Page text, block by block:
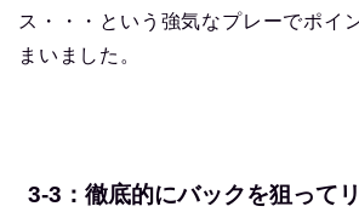
ス・・・という強気なプレーでポイ
まいました。
3-3：徹底的にバックを狙って